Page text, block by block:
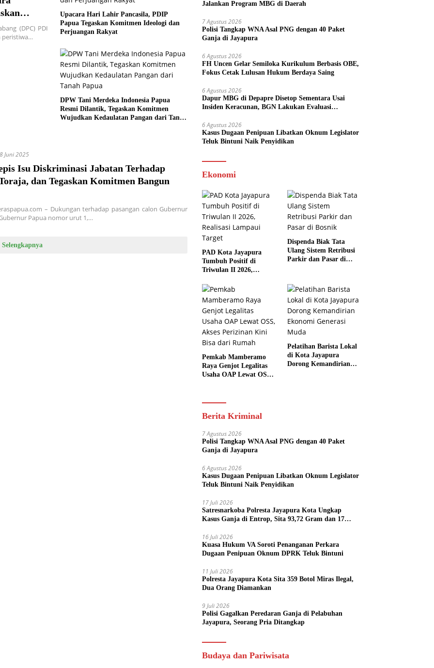
(DPC) PDI
peristiwa…
Upacara Hari Lahir Pancasila, PDIP
Papua Tegaskan Komitmen Ideologi dan
Perjuangan Rakyat
DPW Tani Merdeka Indonesia Papua
Resmi Dilantik, Tegaskan Komitmen
Wujudkan Kedaulatan Pangan dari Tanah
Juni 2025
Isu Diskriminasi Jabatan Terhadap
dan Tegaskan Komitmen Bangun
– Dukungan terhadap pasangan calon Gubernur
Papua nomor urut 1,…
Selengkapnya
Jalankan Program MBG di Daerah
7 Agustus 2026
Polisi Tangkap WNA Asal PNG dengan 40 Paket
Ganja di Jayapura
6 Agustus 2026
FH Uncen Gelar Semiloka Kurikulum Berbasis OBE,
Fokus Cetak Lulusan Hukum Berdaya Saing
6 Agustus 2026
Dapur MBG di Depapre Disetop Sementara Usai
Insiden Keracunan, BGN Lakukan Evaluasi
6 Agustus 2026
Kasus Dugaan Penipuan Libatkan Oknum Legislator
Teluk Bintuni Naik Penyidikan
Ekonomi
PAD Kota Jayapura
Tumbuh Positif di
Triwulan II 2026,
Target
Dispenda Biak Tata
Ulang Sistem Retribusi
Parkir dan Pasar di
Pemkab Mamberamo
Raya Genjot Legalitas
Usaha OAP Lewat OSS,
Pelatihan Barista Lokal
di Kota Jayapura
Dorong Kemandirian
Berita Kriminal
7 Agustus 2026
Polisi Tangkap WNA Asal PNG dengan 40 Paket
Ganja di Jayapura
6 Agustus 2026
Kasus Dugaan Penipuan Libatkan Oknum Legislator
Teluk Bintuni Naik Penyidikan
17 Juli 2026
Satresnarkoba Polresta Jayapura Kota Ungkap
Kasus Ganja di Entrop, Sita 93,72 Gram dan 17
16 Juli 2026
Kuasa Hukum VA Soroti Penanganan Perkara
Dugaan Penipuan Oknum DPRK Teluk Bintuni
11 Juli 2026
Polresta Jayapura Kota Sita 359 Botol Miras Ilegal,
Dua Orang Diamankan
9 Juli 2026
Polisi Gagalkan Peredaran Ganja di Pelabuhan
Jayapura, Seorang Pria Ditangkap
Budaya dan Pariwisata